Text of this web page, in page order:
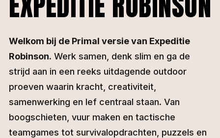
Welkom bij de Primal versie van Expeditie
Robinson. Werk samen, denk slim en ga de
strijd aan in een reeks uitdagende outdoor
proeven waarin kracht, creativiteit,
samenwerking en lef centraal staan. Van
boogschieten, vuur maken en tactische
teamgames tot survivalopdrachten, puzzels en